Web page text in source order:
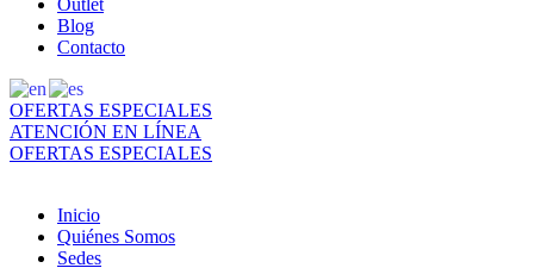
Outlet
Blog
Contacto
OFERTAS ESPECIALES
ATENCIÓN EN LÍNEA
OFERTAS ESPECIALES
Inicio
Quiénes Somos
Sedes